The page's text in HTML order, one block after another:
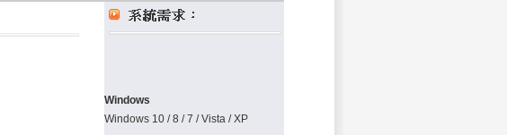
Windows
Windows 10 / 8 / 7 / Vista / XP